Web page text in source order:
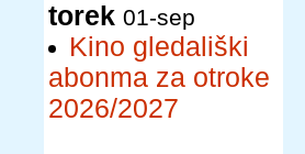
torek 01-sep
Kino gledališki
abonma za otroke
2026/2027